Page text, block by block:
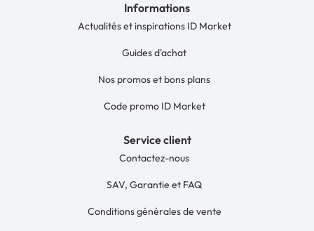
Informations
Actualités et inspirations ID Market
Guides d'achat
Nos promos et bons plans
Code promo ID Market
Service client
Contactez-nous
SAV, Garantie et FAQ
Conditions générales de vente